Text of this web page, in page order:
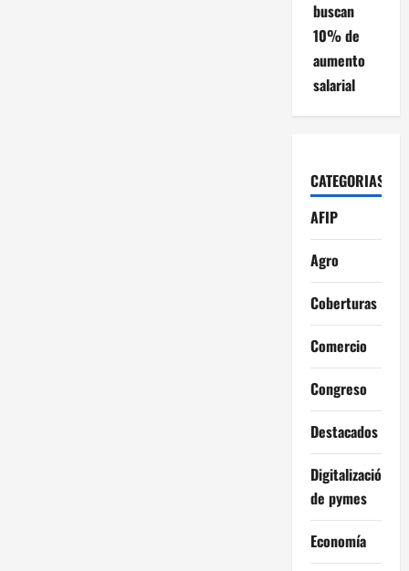
buscan
10% de
aumento
salarial
CATEGORIAS
AFIP
Agro
Coberturas
Comercio
Congreso
Destacados
Digitalización
de pymes
Economía